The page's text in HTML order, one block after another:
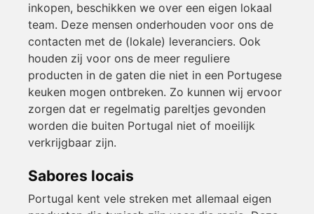
inkopen, beschikken we over een eigen lokaal
team. Deze mensen onderhouden voor ons de
contacten met de (lokale) leveranciers. Ook
houden zij voor ons de meer reguliere
producten in de gaten die niet in een Portugese
keuken mogen ontbreken. Zo kunnen wij ervoor
zorgen dat er regelmatig pareltjes gevonden
worden die buiten Portugal niet of moeilijk
verkrijgbaar zijn.
Sabores locais
Portugal kent vele streken met allemaal eigen